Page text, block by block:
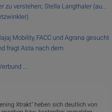
verstehen; Stella Langthaler (au...
Mobility, FACC und Agrana gesucht
fragt Asta nach dem
...
Xtrakt" heben sich deutlich von